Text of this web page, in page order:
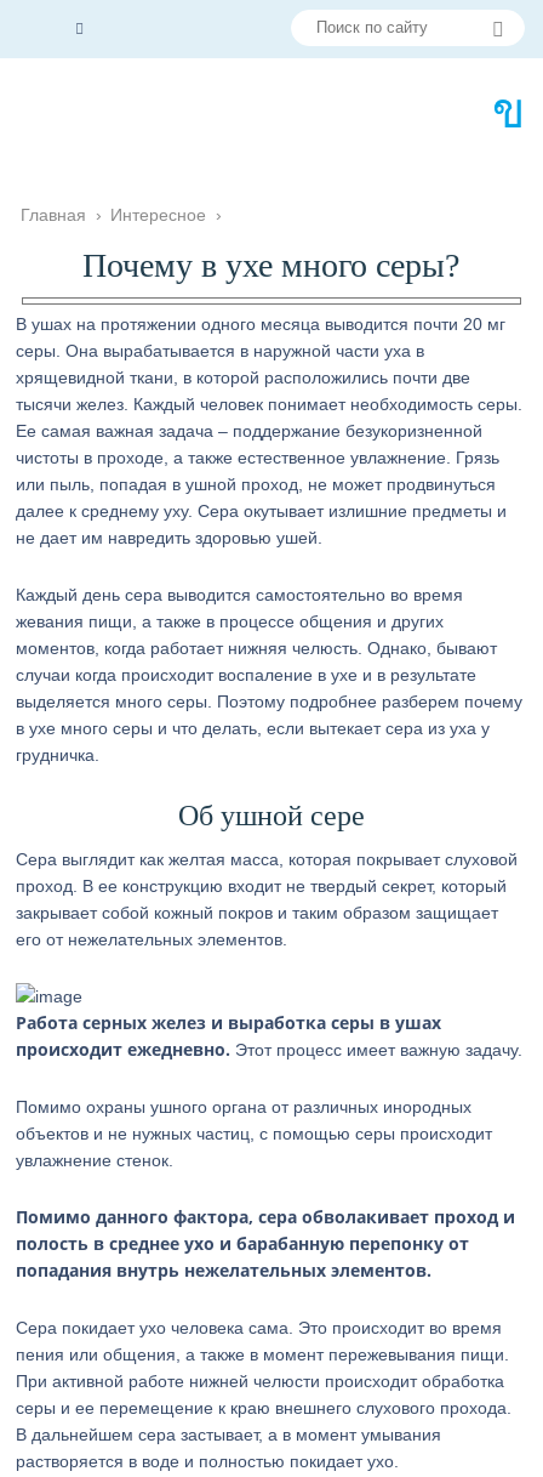
Главная › Интересное ›
Почему в ухе много серы?
В ушах на протяжении одного месяца выводится почти 20 мг
серы. Она вырабатывается в наружной части уха в
хрящевидной ткани, в которой расположились почти две
тысячи желез. Каждый человек понимает необходимость серы.
Ее самая важная задача – поддержание безукоризненной
чистоты в проходе, а также естественное увлажнение. Грязь
или пыль, попадая в ушной проход, не может продвинуться
далее к среднему уху. Сера окутывает излишние предметы и
не дает им навредить здоровью ушей.
Каждый день сера выводится самостоятельно во время
жевания пищи, а также в процессе общения и других
моментов, когда работает нижняя челюсть. Однако, бывают
случаи когда происходит воспаление в ухе и в результате
выделяется много серы. Поэтому подробнее разберем почему
в ухе много серы и что делать, если вытекает сера из уха у
грудничка.
Об ушной сере
Сера выглядит как желтая масса, которая покрывает слуховой
проход. В ее конструкцию входит не твердый секрет, который
закрывает собой кожный покров и таким образом защищает
его от нежелательных элементов.
Работа серных желез и выработка серы в ушах
происходит ежедневно. Этот процесс имеет важную задачу.
Помимо охраны ушного органа от различных инородных
объектов и не нужных частиц, с помощью серы происходит
увлажнение стенок.
Помимо данного фактора, сера обволакивает проход и
полость в среднее ухо и барабанную перепонку от
попадания внутрь нежелательных элементов.
Сера покидает ухо человека сама. Это происходит во время
пения или общения, а также в момент пережевывания пищи.
При активной работе нижней челюсти происходит обработка
серы и ее перемещение к краю внешнего слухового прохода.
В дальнейшем сера застывает, а в момент умывания
растворяется в воде и полностью покидает ухо.